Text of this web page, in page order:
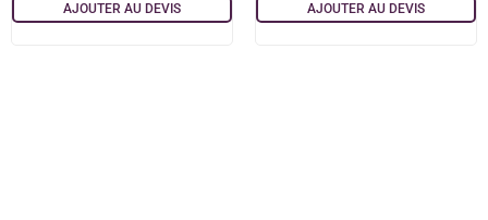
AJOUTER AU DEVIS AJOUTER AU DEVIS